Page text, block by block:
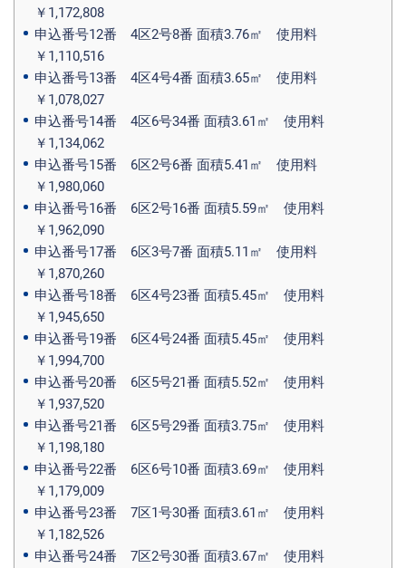
￥1,172,808
申込番号12番 4区2号8番 面積3.76㎡ 使用料
￥1,110,516
申込番号13番 4区4号4番 面積3.65㎡ 使用料
￥1,078,027
申込番号14番 4区6号34番 面積3.61㎡ 使用料
￥1,134,062
申込番号15番 6区2号6番 面積5.41㎡ 使用料
￥1,980,060
申込番号16番 6区2号16番 面積5.59㎡ 使用料
￥1,962,090
申込番号17番 6区3号7番 面積5.11㎡ 使用料
￥1,870,260
申込番号18番 6区4号23番 面積5.45㎡ 使用料
￥1,945,650
申込番号19番 6区4号24番 面積5.45㎡ 使用料
￥1,994,700
申込番号20番 6区5号21番 面積5.52㎡ 使用料
￥1,937,520
申込番号21番 6区5号29番 面積3.75㎡ 使用料
￥1,198,180
申込番号22番 6区6号10番 面積3.69㎡ 使用料
￥1,179,009
申込番号23番 7区1号30番 面積3.61㎡ 使用料
￥1,182,526
申込番号24番 7区2号30番 面積3.67㎡ 使用料